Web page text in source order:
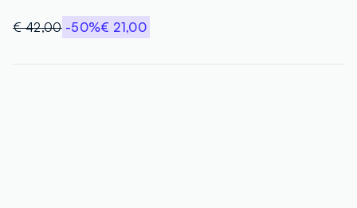
€ 42,00 -50%€ 21,00